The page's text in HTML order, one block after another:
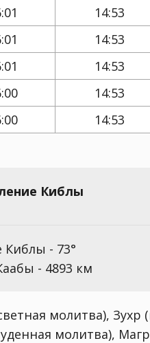
14:53
14:53
14:53
14:53
14:53
Киблы
Киблы - 73°
- 4893 км
молитва), Зухр
молитва),